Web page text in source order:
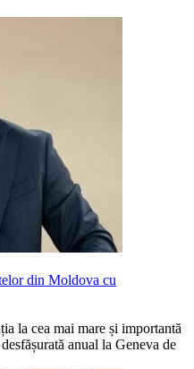
din Moldova cu
la cea mai mare și impor­tantă
anual la Geneva de